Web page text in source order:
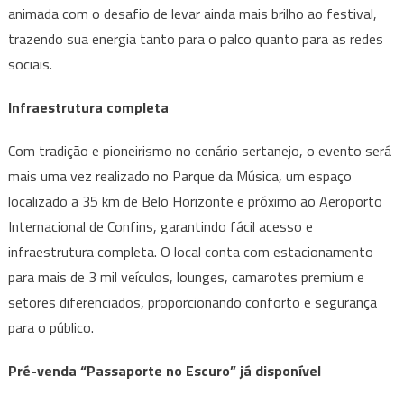
animada com o desafio de levar ainda mais brilho ao festival,
trazendo sua energia tanto para o palco quanto para as redes
sociais.
Infraestrutura completa
Com tradição e pioneirismo no cenário sertanejo, o evento será
mais uma vez realizado no Parque da Música, um espaço
localizado a 35 km de Belo Horizonte e próximo ao Aeroporto
Internacional de Confins, garantindo fácil acesso e
infraestrutura completa. O local conta com estacionamento
para mais de 3 mil veículos, lounges, camarotes premium e
setores diferenciados, proporcionando conforto e segurança
para o público.
Pré-venda “Passaporte no Escuro” já disponível